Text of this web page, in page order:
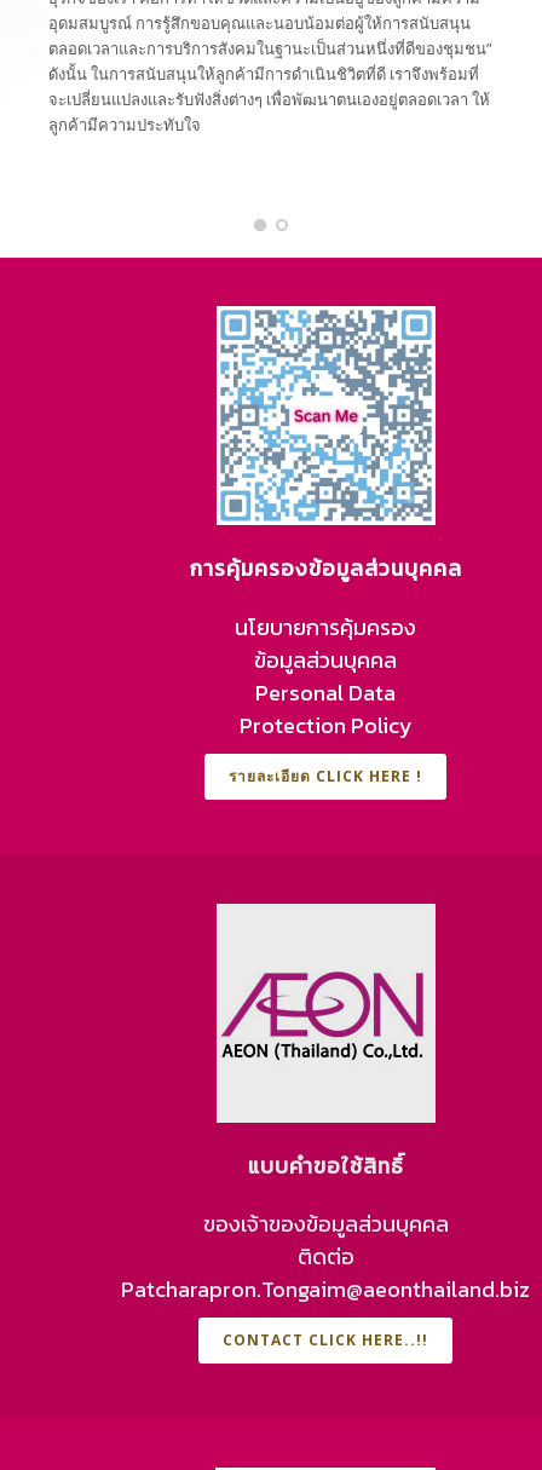
อุดมสมบูรณ์ การรู้สึกขอบคุณและนอบน้อมต่อผู้ให้การสนับสนุน
ตลอดเวลาและการบริการสังคมในฐานะเป็นส่วนหนึ่งที่ดีของชุมชน”
ดังนั้น ในการสนับสนุนให้ลูกค้ามีการดำเนินชิวิตที่ดี เราจึงพร้อมที่
จะเปลี่ยนแปลงและรับฟังสิ่งต่างๆ เพื่อพัฒนาตนเองอยู่ตลอดเวลา ให้
ลูกค้ามีความประทับใจ
การคุ้มครองข้อมูลส่วนบุคคล
นโยบายการคุ้มครอง
ข้อมูลส่วนบุคคล
Personal Data
Protection Policy
รายละเอียด CLICK HERE !
แบบคำขอใช้สิทธิ์
ของเจ้าของข้อมูลส่วนบุคคล
ติดต่อ
Patcharapron.Tongaim@aeonthailand.biz
CONTACT CLICK HERE..!!